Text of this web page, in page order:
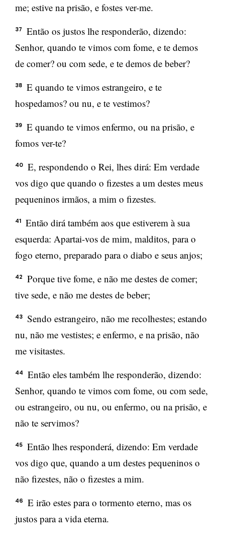
me; estive na prisão, e fostes ver-me.
37
Então os justos lhe responderão, dizendo:
Senhor, quando te vimos com fome, e te demos
de comer? ou com sede, e te demos de beber?
38
E quando te vimos estrangeiro, e te
hospedamos? ou nu, e te vestimos?
39
E quando te vimos enfermo, ou na prisão, e
fomos ver-te?
40
E, respondendo o Rei, lhes dirá: Em verdade
vos digo que quando o fizestes a um destes meus
pequeninos irmãos, a mim o fizestes.
41
Então dirá também aos que estiverem à sua
esquerda: Apartai-vos de mim, malditos, para o
fogo eterno, preparado para o diabo e seus anjos;
42
Porque tive fome, e não me destes de comer;
tive sede, e não me destes de beber;
43
Sendo estrangeiro, não me recolhestes; estando
nu, não me vestistes; e enfermo, e na prisão, não
me visitastes.
44
Então eles também lhe responderão, dizendo:
Senhor, quando te vimos com fome, ou com sede,
ou estrangeiro, ou nu, ou enfermo, ou na prisão, e
não te servimos?
45
Então lhes responderá, dizendo: Em verdade
vos digo que, quando a um destes pequeninos o
não fizestes, não o fizestes a mim.
46
E irão estes para o tormento eterno, mas os
justos para a vida eterna.